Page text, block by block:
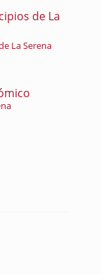
de La
La Serena